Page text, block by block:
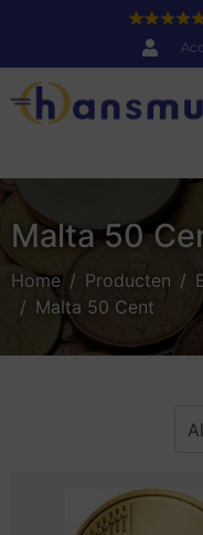
Malta 50
Home Producten
Malta 50 Cent